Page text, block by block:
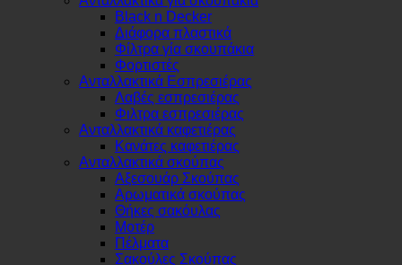
Black n Decker
Διάφορα πλαστικά
Φίλτρα γία σκουπάκια
Φορτιστές
Ανταλλακτικά Εσπρεσιέρας
Λαβές εσπρεσιέρας
Φιλτρα εσπρεσιέρας
Ανταλλακτικά καφετιέρας
Κανάτες καφετιέρας
Ανταλλακτικά σκούπας
Αξεσουάρ Σκούπας
Αρωματικά σκούπας
Θήκες σακόυλας
Μοτέρ
Πέλματα
Σακούλες Σκούπας